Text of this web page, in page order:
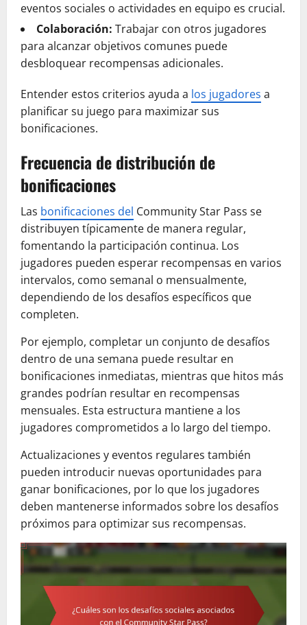
eventos sociales o actividades en equipo es crucial.
Colaboración: Trabajar con otros jugadores
para alcanzar objetivos comunes puede
desbloquear recompensas adicionales.
Entender estos criterios ayuda a los jugadores a
planificar su juego para maximizar sus
bonificaciones.
Frecuencia de distribución de
bonificaciones
Las bonificaciones del Community Star Pass se
distribuyen típicamente de manera regular,
fomentando la participación continua. Los
jugadores pueden esperar recompensas en varios
intervalos, como semanal o mensualmente,
dependiendo de los desafíos específicos que
completen.
Por ejemplo, completar un conjunto de desafíos
dentro de una semana puede resultar en
bonificaciones inmediatas, mientras que hitos más
grandes podrían resultar en recompensas
mensuales. Esta estructura mantiene a los
jugadores comprometidos a lo largo del tiempo.
Actualizaciones y eventos regulares también
pueden introducir nuevas oportunidades para
ganar bonificaciones, por lo que los jugadores
deben mantenerse informados sobre los desafíos
próximos para optimizar sus recompensas.